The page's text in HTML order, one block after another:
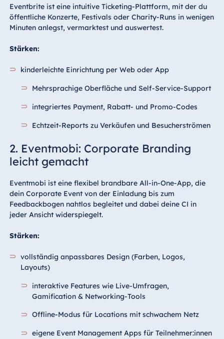
Eventbrite ist eine intuitive Ticketing-Plattform, mit der du
öffentliche Konzerte, Festivals oder Charity-Runs in wenigen
Minuten anlegst, vermarktest und auswertest.
Stärken:
kinderleichte Einrichtung per Web oder App
Mehrsprachige Oberfläche und Self-Service-Support
integriertes Payment, Rabatt- und Promo-Codes
Echtzeit-Reports zu Verkäufen und Besucherströmen
2. Eventmobi: Corporate Branding
leicht gemacht
Eventmobi ist eine flexibel brandbare All-in-One-App, die
dein Corporate Event von der Einladung bis zum
Feedbackbogen nahtlos begleitet und dabei deine CI in
jeder Ansicht widerspiegelt.
Stärken:
vollständig anpassbares Design (Farben, Logos,
Layouts)
interaktive Features wie Live-Umfragen,
Gamification & Networking-Tools
Offline-Modus für Locations mit schwachem Netz
eigene Event Management Apps für Teilnehmer:innen